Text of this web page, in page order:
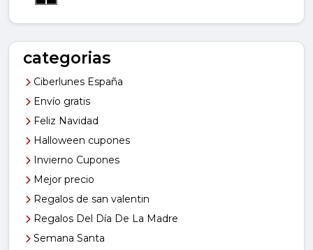
categorias
Ciberlunes España
Envío gratis
Feliz Navidad
Halloween cupones
Invierno Cupones
Mejor precio
Regalos de san valentin
Regalos Del Día De La Madre
Semana Santa